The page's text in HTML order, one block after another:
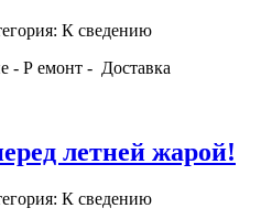
К сведению
- Р емонт - Доставка
летней жарой!
К сведению